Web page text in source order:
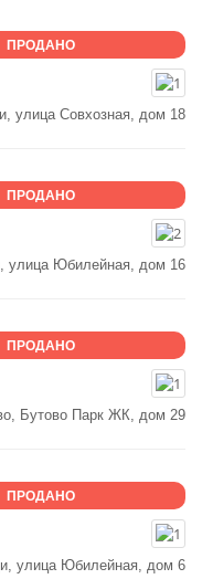
ПРОДАНО
улица Совхозная, дом 18
ПРОДАНО
улица Юбилейная, дом 16
ПРОДАНО
Бутово Парк ЖК, дом 29
ПРОДАНО
улица Юбилейная, дом 6